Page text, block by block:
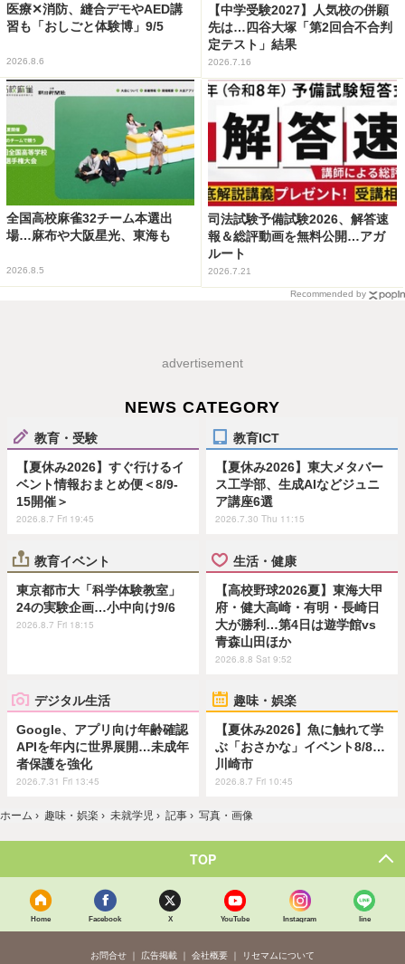
医療✕消防、縫合デモやAED講
習も「おしごと体験博」9/5
2026.8.6
【中学受験2027】人気校の併願
先は…四谷大塚「第2回合不合判
定テスト」結果
2026.7.16
全国高校麻雀32チーム本選出
場…麻布や大阪星光、東海も
2026.8.5
司法試験予備試験2026、解答速
報＆総評動画を無料公開…アガ
ルート
2026.7.21
Recommended by
advertisement
NEWS CATEGORY
教育・受験
【夏休み2026】すぐ行けるイ
ベント情報おまとめ便＜8/9-
15開催＞
2026.8.7 Fri 19:45
教育ICT
【夏休み2026】東大メタバー
ス工学部、生成AIなどジュニ
ア講座6選
2026.7.30 Thu 11:15
教育イベント
東京都市大「科学体験教室」
24の実験企画…小中向け9/6
2026.8.7 Fri 18:15
生活・健康
【高校野球2026夏】東海大甲
府・健大高崎・有明・長崎日
大が勝利…第4日は遊学館vs
青森山田ほか
2026.8.8 Sat 9:52
デジタル生活
Google、アプリ向け年齢確認
APIを年内に世界展開…未成年
者保護を強化
2026.7.31 Fri 13:45
趣味・娯楽
【夏休み2026】魚に触れて学
ぶ「おさかな」イベント8/8…
川崎市
2026.8.7 Fri 10:45
ホーム › 趣味・娯楽 › 未就学児 › 記事 › 写真・画像
TOP
Home Facebook X YouTube Instagram line
お問合せ 広告掲載 会社概要 リセマムについて